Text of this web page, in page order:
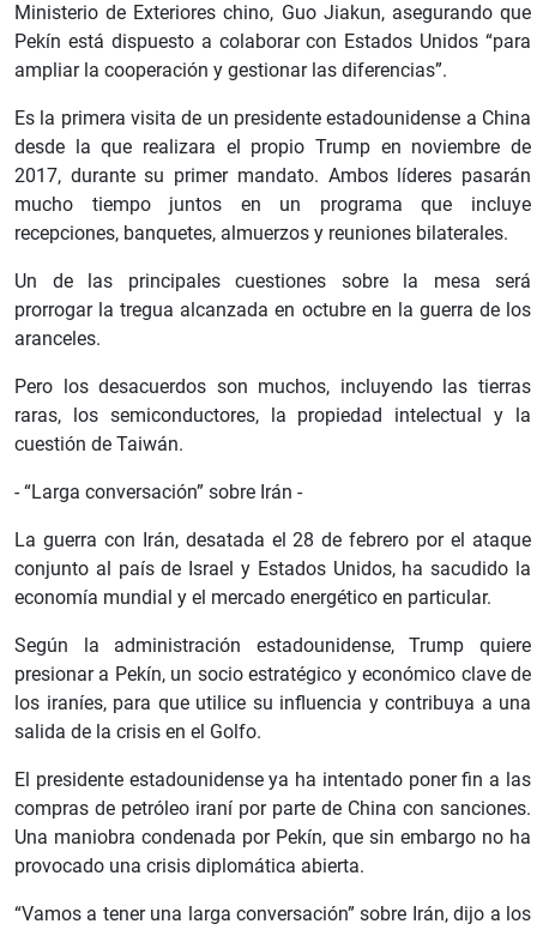
Ministerio de Exteriores chino, Guo Jiakun, asegurando que
Pekín está dispuesto a colaborar con Estados Unidos “para
ampliar la cooperación y gestionar las diferencias”.
Es la primera visita de un presidente estadounidense a China
desde la que realizara el propio Trump en noviembre de
2017, durante su primer mandato. Ambos líderes pasarán
mucho tiempo juntos en un programa que incluye
recepciones, banquetes, almuerzos y reuniones bilaterales.
Un de las principales cuestiones sobre la mesa será
prorrogar la tregua alcanzada en octubre en la guerra de los
aranceles.
Pero los desacuerdos son muchos, incluyendo las tierras
raras, los semiconductores, la propiedad intelectual y la
cuestión de Taiwán.
- “Larga conversación” sobre Irán -
La guerra con Irán, desatada el 28 de febrero por el ataque
conjunto al país de Israel y Estados Unidos, ha sacudido la
economía mundial y el mercado energético en particular.
Según la administración estadounidense, Trump quiere
presionar a Pekín, un socio estratégico y económico clave de
los iraníes, para que utilice su influencia y contribuya a una
salida de la crisis en el Golfo.
El presidente estadounidense ya ha intentado poner fin a las
compras de petróleo iraní por parte de China con sanciones.
Una maniobra condenada por Pekín, que sin embargo no ha
provocado una crisis diplomática abierta.
“Vamos a tener una larga conversación” sobre Irán, dijo a los